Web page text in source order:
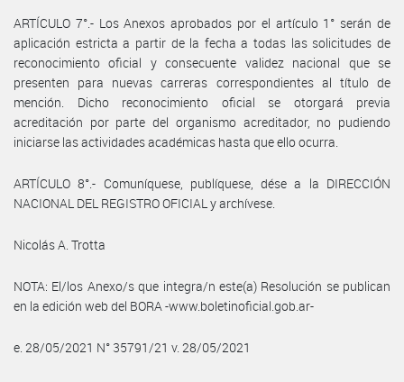
ARTÍCULO 7°.- Los Anexos aprobados por el artículo 1° serán de
aplicación estricta a partir de la fecha a todas las solicitudes de
reconocimiento oficial y consecuente validez nacional que se
presenten para nuevas carreras correspondientes al título de
mención. Dicho reconocimiento oficial se otorgará previa
acreditación por parte del organismo acreditador, no pudiendo
iniciarse las actividades académicas hasta que ello ocurra.
ARTÍCULO 8°.- Comuníquese, publíquese, dése a la DIRECCIÓN
NACIONAL DEL REGISTRO OFICIAL y archívese.
Nicolás A. Trotta
NOTA: El/los Anexo/s que integra/n este(a) Resolución se publican
en la edición web del BORA -www.boletinoficial.gob.ar-
e. 28/05/2021 N° 35791/21 v. 28/05/2021